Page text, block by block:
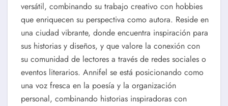
versátil, combinando su trabajo creativo con hobbies
que enriquecen su perspectiva como autora. Reside en
una ciudad vibrante, donde encuentra inspiración para
sus historias y diseños, y que valore la conexión con
su comunidad de lectores a través de redes sociales o
eventos literarios. Annifel se está posicionando como
una voz fresca en la poesía y la organización
personal, combinando historias inspiradoras con